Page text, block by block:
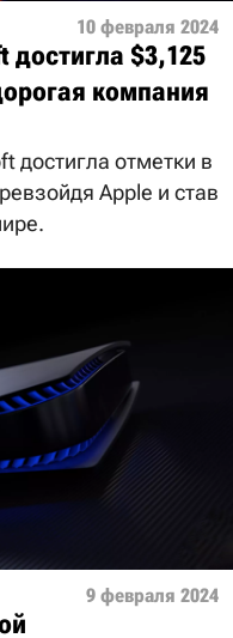
10 февраля 2024
достигла $3,125
компания
достигла отметки в
Apple и став
9 февраля 2024